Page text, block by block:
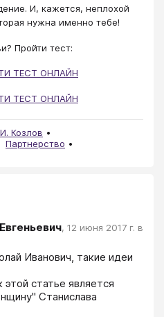
И, кажется, неплохой
нужна именно тебе!
Пройти тест:
ТЕСТ ОНЛАЙН
ТЕСТ ОНЛАЙН
Козлов
Партнерство
, 12 июня 2017 г. в
Иванович, такие идеи
статье является
Станислава